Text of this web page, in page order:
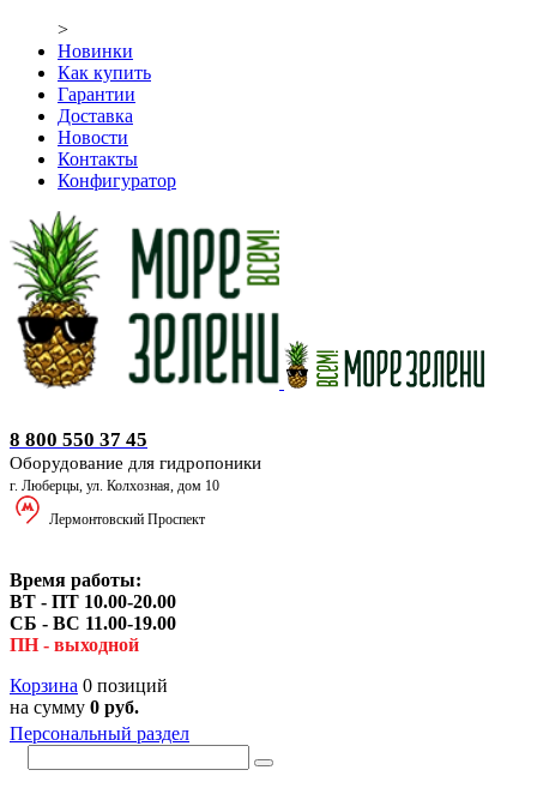
>
Новинки
Как купить
Гарантии
Доставка
Новости
Контакты
Конфигуратор
8 800 550 37 45
Оборудование для гидропоники
г. Люберцы, ул. Колхозная, дом 10
Лермонтовский Проспект
Время работы:
ВТ - ПТ 10.00-20.00
СБ - ВС 11.00-19.00
ПН - выходной
Корзина 0 позиций
на сумму 0 руб.
Персональный раздел